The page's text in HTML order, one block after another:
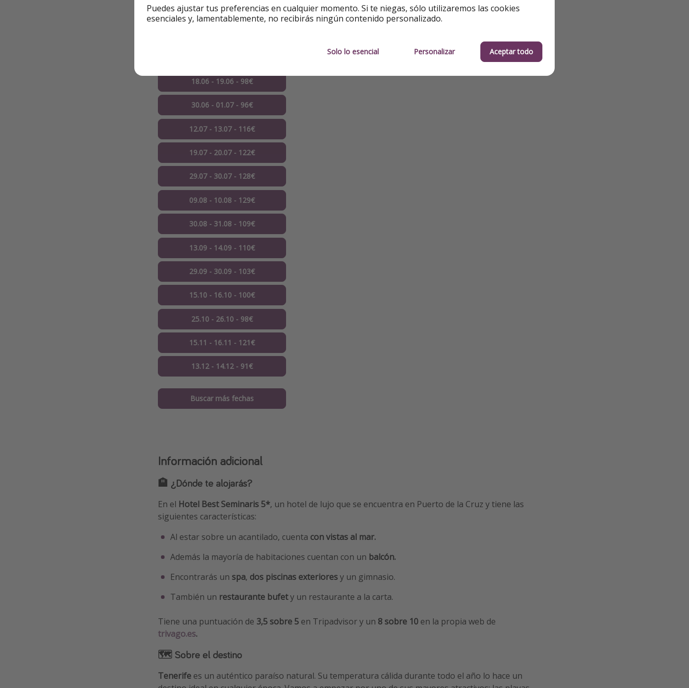
✅ El precioesporestancia en habitación doble.
18.06 - 19.06 - 98€
30.06 - 01.07 - 96€
12.07 - 13.07 - 116€
19.07 - 20.07 - 122€
29.07 - 30.07 - 128€
09.08 - 10.08 - 129€
30.08 - 31.08 - 109€
13.09 - 14.09 - 110€
29.09 - 30.09 - 103€
15.10 - 16.10 - 100€
25.10 - 26.10 - 98€
15.11 - 16.11 - 121€
13.12 - 14.12 - 91€
Buscar más fechas
Información adicional
🏨 ¿Dónde te alojarás?
En el Hotel Best Seminaris 5*, un hotel de lujo que se encuentra en Puerto de la Cruz y tiene las
siguientes características:
Al estar sobre un acantilado, cuenta con vistas al mar.
Además la mayoría de habitaciones cuentan con un balcón.
Encontrarás un spa, dos piscinas exterioresy un gimnasio.
También un restaurante bufety un restaurante a la carta.
Tiene una puntuación de 3,5 sobre 5 en Tripadvisor y un 8 sobre 10 en la propia web de
trivago.es.
🗺 Sobre el destino
Tenerife es un auténtico paraíso natural. Su temperatura cálida durante todo el año lo hace un
Puedes ajustar tus preferencias en cualquier momento. Si te niegas, sólo utilizaremos las cookies
esenciales y, lamentablemente, no recibirás ningún contenido personalizado.
Solo lo esencial Personalizar Aceptar todo